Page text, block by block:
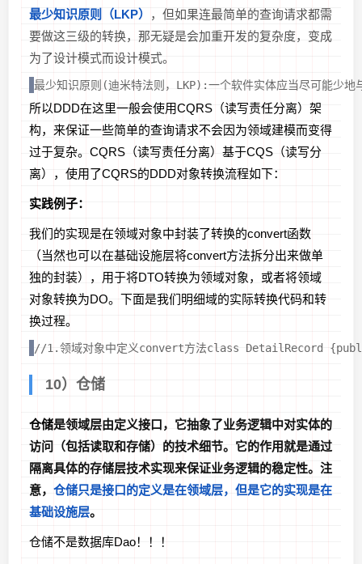
最少知识原则（LKP）
，但如果连最简单的查询请求都需
要做这三级的转换，那无疑是会加重开发的复杂度，变成
为了设计模式而设计模式。
最少知识原则(迪米特法则，LKP):一个软件实体应当尽可能少地
所以DDD在这里一般会使用CQRS（读写责任分离）架
构，来保证一些简单的查询请求不会因为领域建模而变得
过于复杂。CQRS（读写责任分离）基于CQS（读写分
离），使用了CQRS的DDD对象转换流程如下：
实践例子：
我们的实现是在领域对象中封装了转换的convert函数
（当然也可以在基础设施层将convert方法拆分出来做单
独的封装），用于将DTO转换为领域对象，或者将领域
对象转换为DO。下面是我们明细域的实际转换代码和转
换过程。
//1.领域对象中定义convert方法class DetailRecord
10）仓储
仓储是领域层由定义接口，它抽象了业务逻辑中对实体的
访问（包括读取和存储）的技术细节。它的作用就是通过
隔离具体的存储层技术实现来保证业务逻辑的稳定性。注
意， 仓储只是接口的定义是在领域层，但是它的实现是在
基础设施层。
仓储不是数据库Dao！！！